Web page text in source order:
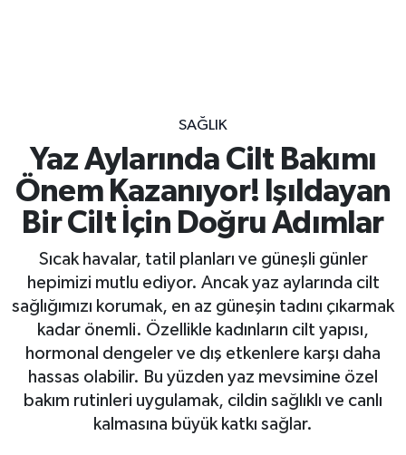
SAĞLIK
Yaz Aylarında Cilt Bakımı
Önem Kazanıyor! Işıldayan
Bir Cilt İçin Doğru Adımlar
Sıcak havalar, tatil planları ve güneşli günler
hepimizi mutlu ediyor. Ancak yaz aylarında cilt
sağlığımızı korumak, en az güneşin tadını çıkarmak
kadar önemli. Özellikle kadınların cilt yapısı,
hormonal dengeler ve dış etkenlere karşı daha
hassas olabilir. Bu yüzden yaz mevsimine özel
bakım rutinleri uygulamak, cildin sağlıklı ve canlı
kalmasına büyük katkı sağlar.